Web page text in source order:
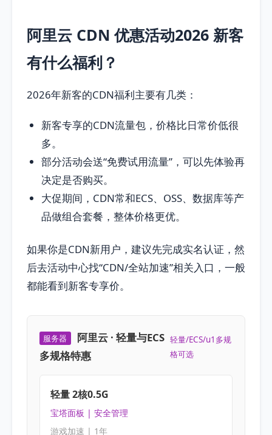
阿里云 CDN 优惠活动2026 新客
有什么福利？
2026年新客的CDN福利主要有几类：
新客专享的CDN流量包，价格比日常价低很
多。
部分活动会送“免费试用流量”，可以先体验再
决定是否购买。
大促期间，CDN常和ECS、OSS、数据库等产
品做组合套餐，整体价格更优。
如果你是CDN新用户，建议先完成实名认证，然
后去活动中心找“CDN/全站加速”相关入口，一般
都能看到新客专享价。
服务器
阿里云 · 轻量与ECS
多规格特惠
轻量/ECS/u1多规
格可选
轻量 2核0.5G
宝塔面板 | 安全管理
游戏加速 | 1年